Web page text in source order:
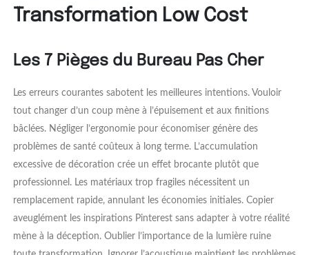
Transformation Low Cost
Les 7 Pièges du Bureau Pas Cher
Les erreurs courantes sabotent les meilleures intentions. Vouloir
tout changer d’un coup mène à l’épuisement et aux finitions
bâclées. Négliger l’ergonomie pour économiser génère des
problèmes de santé coûteux à long terme. L’accumulation
excessive de décoration crée un effet brocante plutôt que
professionnel. Les matériaux trop fragiles nécessitent un
remplacement rapide, annulant les économies initiales. Copier
aveuglément les inspirations Pinterest sans adapter à votre réalité
mène à la déception. Oublier l’importance de la lumière ruine